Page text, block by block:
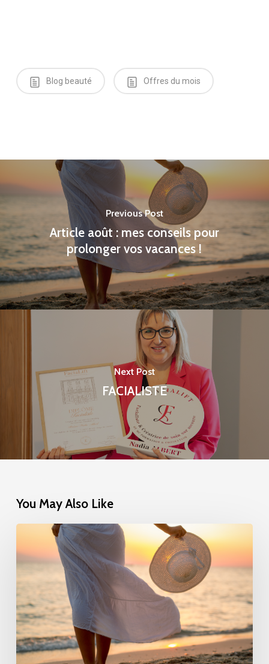
Blog beauté Offres du mois
Previous Post
Article août : mes conseils pour
prolonger vos vacances !
Next Post
FACIALISTE
You May Also Like
août
:
mes
conseils
pour
prolonger